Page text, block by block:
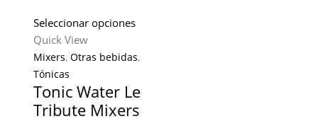
Seleccionar opciones
Quick View
Mixers, Otras bebidas,
Tónicas
Tonic Water Le
Tribute Mixers